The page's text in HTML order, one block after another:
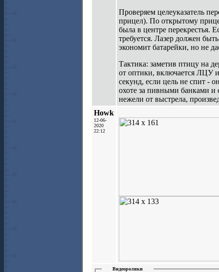
Проверяем целеуказатель
прицел). По открытому
была в центре перекрестья.
требуется. Лазер должен
экономит батарейки, но не
Тактика: заметив птицу на
от оптики, включается ЛЦУ
секунд, если цель не спит -
охоте за пивными банками
нежели от выстрела,
Howk
12-06-
2020
22:12
Видеоролики